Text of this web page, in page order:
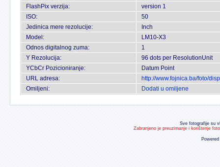
FlashPix verzija:
version 1
ISO:
50
Jedinica mere rezolucije:
Inch
Model:
LM10-X3
Odnos digitalnog zuma:
1
Y Rezolucija:
96 dots per ResolutionUnit
YCbCr Pozicioniranje:
Datum Point
URL adresa:
http://www.fojnica.ba/foto/
Omiljeni:
Dodati u omiljene
Sve fotografije su
Zabranjeno je preuzimanje i korištenje